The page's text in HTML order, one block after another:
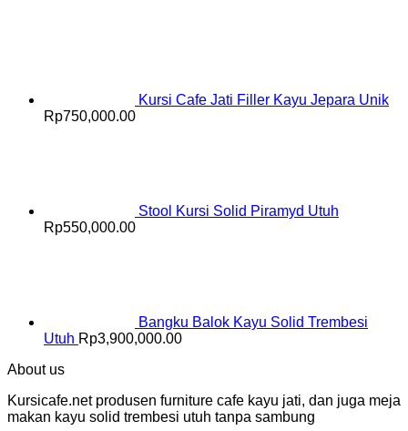
Kursi Cafe Jati Filler Kayu Jepara Unik
Rp750,000.00
Stool Kursi Solid Piramyd Utuh
Rp550,000.00
Bangku Balok Kayu Solid Trembesi
Utuh Rp3,900,000.00
About us
Kursicafe.net produsen furniture cafe kayu jati, dan juga meja
makan kayu solid trembesi utuh tanpa sambung